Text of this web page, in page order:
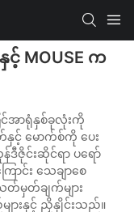
င့် MOUSE က
င်အာရုံနှစ်ခုလုံးကို
င့် မောက်စ်ကို ပေး
င်းဆိုင်ရာ ပရော်
ာင်း သေချာစေ
မှတ်ချက်များ
ားနှင့် ညှိနှိုင်းသည်။